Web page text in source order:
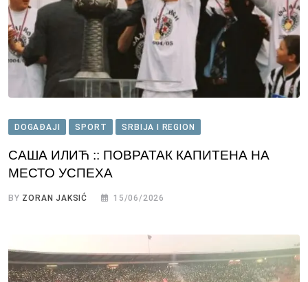
DOGAĐAJI SPORT SRBIJA I REGION
САША ИЛИЋ :: ПОВРАТАК КАПИТЕНА НА
МЕСТО УСПЕХА
BY ZORAN JAKSIĆ 15/06/2026